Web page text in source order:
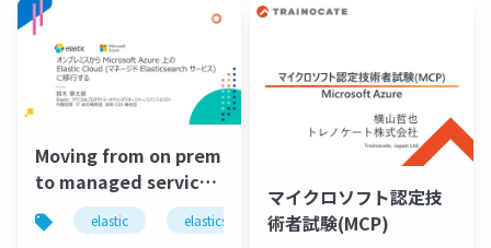
Moving from on prem
to managed services
with elastic on
azure-final
elastic elasticsearch elastic stack
マイクロソフト認定技
術者試験(MCP)